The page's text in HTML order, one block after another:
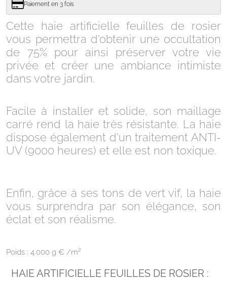
Paiement en 3 fois
Cette haie artificielle feuilles de rosier
vous permettra d'obtenir une occultation
de 75% pour ainsi préserver votre vie
privée et créer une ambiance intimiste
dans votre jardin.
Facile à installer et solide, son maillage
carré rend la haie très résistante. La haie
dispose également d'un traitement ANTI-
UV (9000 heures) et elle est non toxique.
Enfin, grâce à ses tons de vert vif, la haie
vous surprendra par son élégance, son
éclat et son réalisme.
Poids : 4.000 g € /m²
HAIE ARTIFICIELLE FEUILLES DE ROSIER :